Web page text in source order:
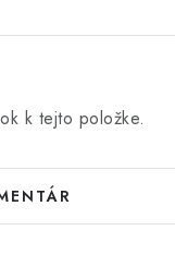
k tejto položke.